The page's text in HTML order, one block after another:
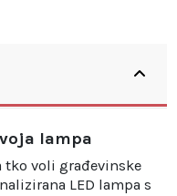
lampa
tko voli građevinske
LED lampa s